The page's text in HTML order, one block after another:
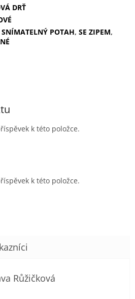
DRŤ
SNÍMATELNÝ POTAH, SE ZIPEM,
k této položce.
k této položce.
Růžičková
obchodu je 5 z 5 hvězdiček.